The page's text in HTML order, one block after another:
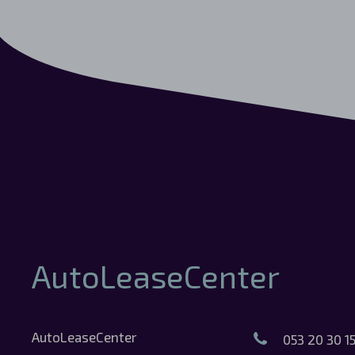
AutoLeaseCenter
AutoLeaseCenter 053 20 30